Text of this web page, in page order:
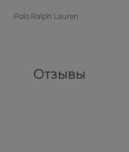
Polo Ralph Lauren
Отзывы